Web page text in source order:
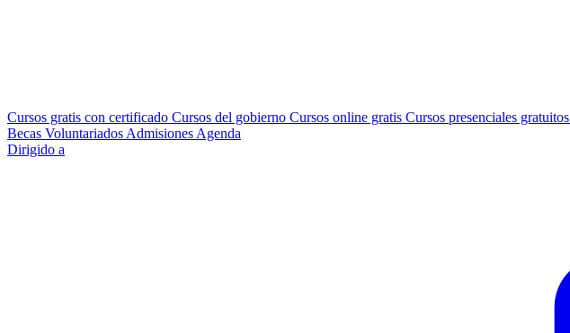
Cursos gratis con certificado Cursos del gobierno Cursos online gratis Cursos presenciales gratuitos
Becas Voluntariados Admisiones Agenda
Dirigido a